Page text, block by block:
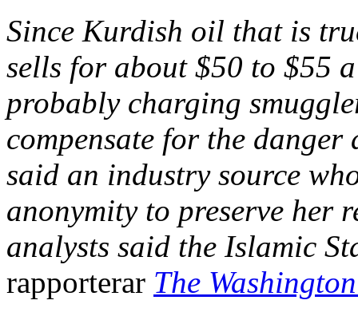
Since Kurdish oil that is
sells for about $50 to $55
probably charging
compensate for the
said an industry source
anonymity to preserve her
analysts said the Islamic
rapporterar The